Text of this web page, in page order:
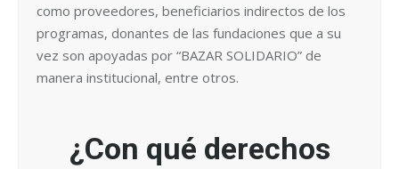
como proveedores, beneficiarios indirectos de los
programas, donantes de las fundaciones que a su
vez son apoyadas por “BAZAR SOLIDARIO” de
manera institucional, entre otros.
¿Con qué derechos